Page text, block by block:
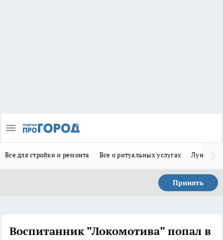
Все для стройки и ремонта Все о ритуальных услугах Лунно-
Принять
Воспитанник "Локомотива" попал в